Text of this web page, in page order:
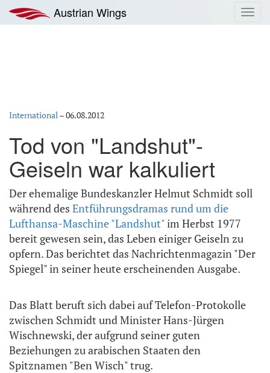
Inhalt
springen
Austrian Wings
International–06.08.2012
Tod von "Landshut"-
Geiseln war kalkuliert
Der ehemalige Bundeskanzler Helmut Schmidt soll
während des Entführungsdramas rund um die
Lufthansa-Maschine "Landshut"im Herbst 1977
bereit gewesen sein, das Leben einiger Geiseln zu
opfern. Das berichtet das Nachrichtenmagazin "Der
Spiegel" in seiner heute erscheinenden Ausgabe.
Das Blatt beruft sich dabei auf Telefon-Protokolle
zwischen Schmidt und Minister Hans-Jürgen
Wischnewski, der aufgrund seiner guten
Beziehungen zu arabischen Staaten den
Spitznamen "Ben Wisch" trug.